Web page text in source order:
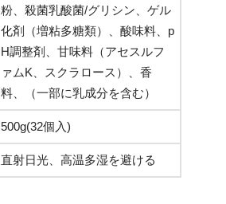
粉、殺菌乳酸菌/グリシン、ゲル
化剤（増粘多糖類）、酸味料、p
H調整剤、甘味料（アセスルフ
ァムK、スクラロース）、香
料、（一部に乳成分を含む）
500g(32個入)
直射日光、高温多湿を避ける